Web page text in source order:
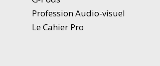
Profession Audio-visuel
Le Cahier Pro